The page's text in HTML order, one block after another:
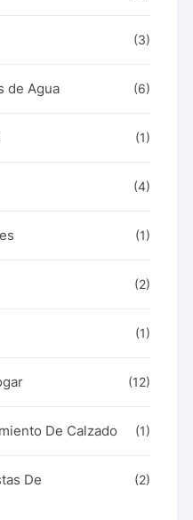
(3)
de Agua (6)
(1)
(4)
(1)
(2)
(1)
(12)
De Calzado (1)
De
(2)